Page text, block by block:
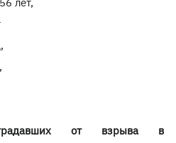
от взрыва в